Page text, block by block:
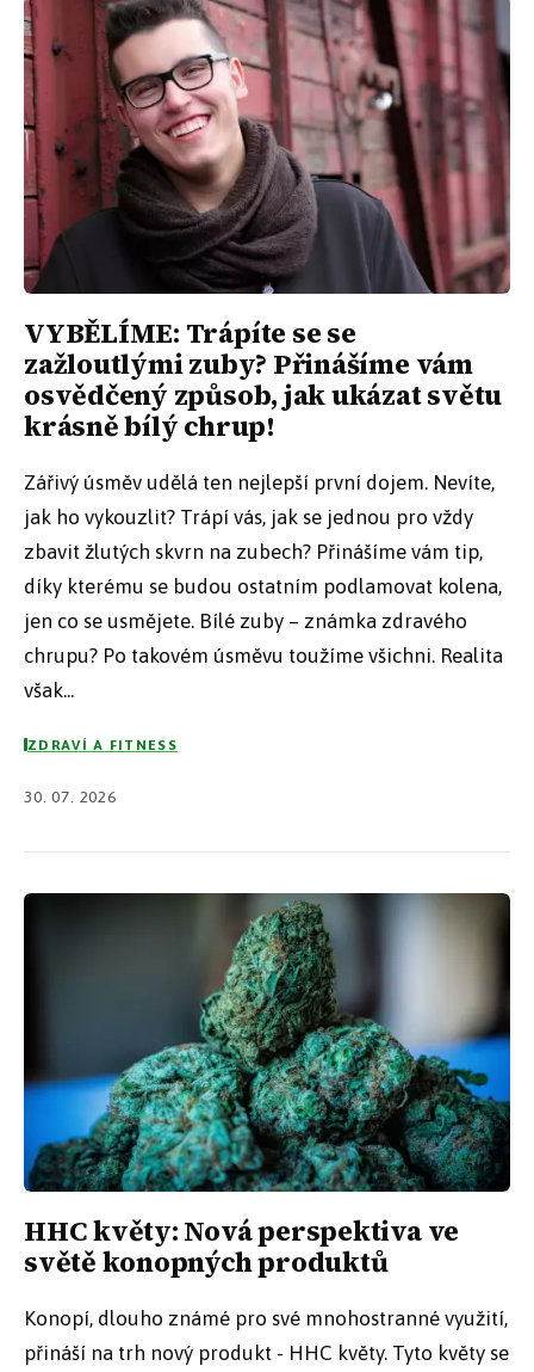
VYBĚLÍME: Trápíte se se
zažloutlými zuby? Přinášíme vám
osvědčený způsob, jak ukázat světu
krásně bílý chrup!
Zářivý úsměv udělá ten nejlepší první dojem. Nevíte,
jak ho vykouzlit? Trápí vás, jak se jednou pro vždy
zbavit žlutých skvrn na zubech? Přinášíme vám tip,
díky kterému se budou ostatním podlamovat kolena,
jen co se usmějete. Bílé zuby – známka zdravého
chrupu? Po takovém úsměvu toužíme všichni. Realita
však...
ZDRAVÍ A FITNESS
30. 07. 2026
HHC květy: Nová perspektiva ve
světě konopných produktů
Konopí, dlouho známé pro své mnohostranné využití,
přináší na trh nový produkt - HHC květy. Tyto květy se